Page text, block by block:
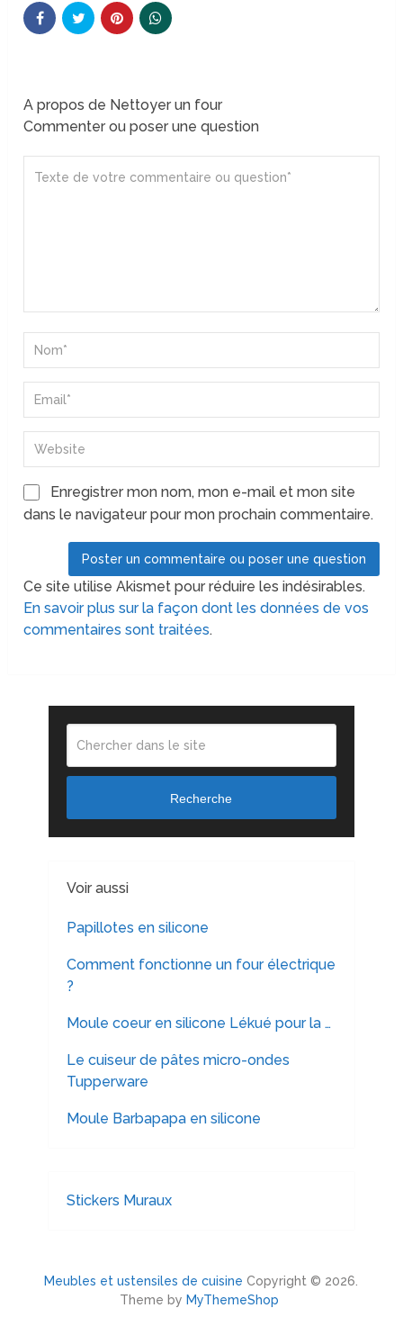
A propos de Nettoyer un four
Commenter ou poser une question
Enregistrer mon nom, mon e-mail et mon site
dans le navigateur pour mon prochain commentaire.
Ce site utilise Akismet pour réduire les indésirables.
En savoir plus sur la façon dont les données de vos
commentaires sont traitées.
Recherche
Voir aussi
Papillotes en silicone
Comment fonctionne un four électrique
?
Moule coeur en silicone Lékué pour la …
Le cuiseur de pâtes micro-ondes
Tupperware
Moule Barbapapa en silicone
Stickers Muraux
Meubles et ustensiles de cuisine Copyright © 2026.
Theme by MyThemeShop